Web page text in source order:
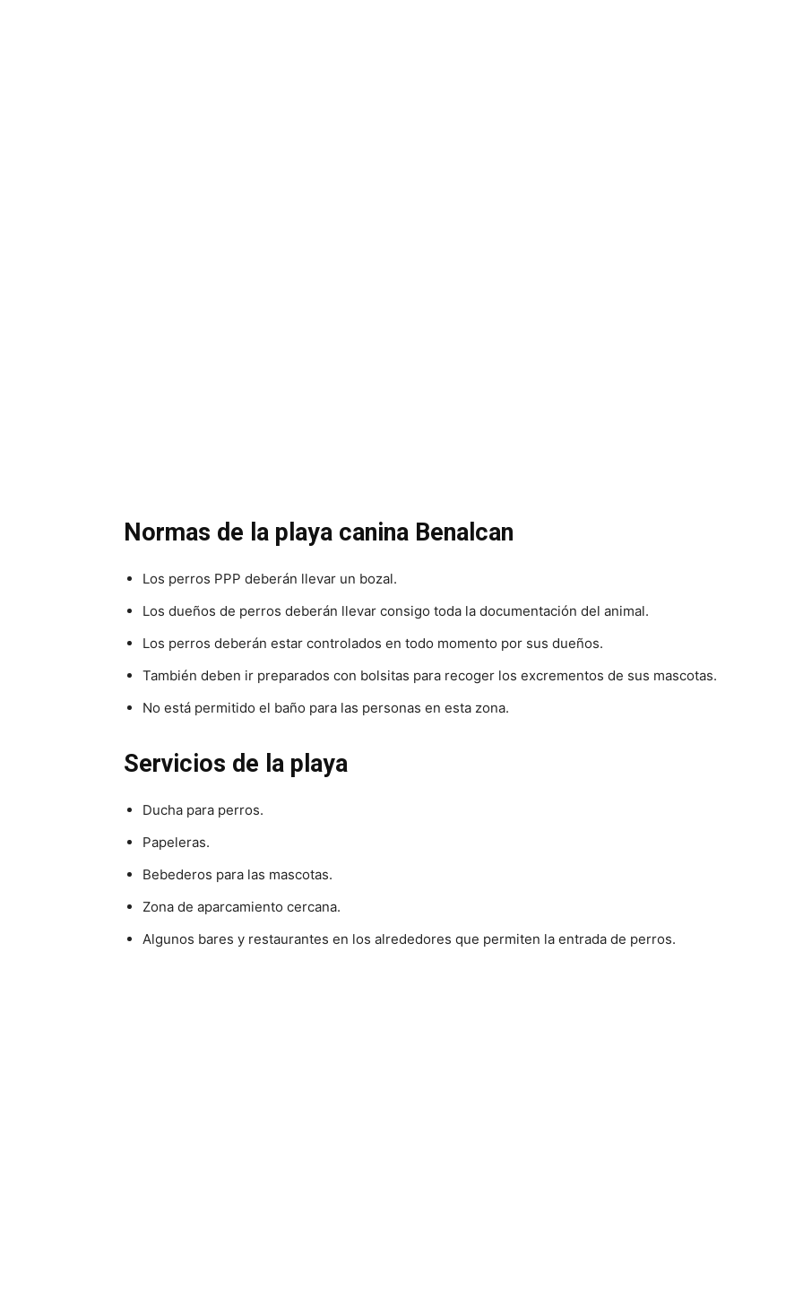
Normas de la playa canina Benalcan
Los perros PPP deberán llevar un bozal.
Los dueños de perros deberán llevar consigo toda la documentación del animal.
Los perros deberán estar controlados en todo momento por sus dueños.
También deben ir preparados con bolsitas para recoger los excrementos de sus mascotas.
No está permitido el baño para las personas en esta zona.
Servicios de la playa
Ducha para perros.
Papeleras.
Bebederos para las mascotas.
Zona de aparcamiento cercana.
Algunos bares y restaurantes en los alrededores que permiten la entrada de perros.